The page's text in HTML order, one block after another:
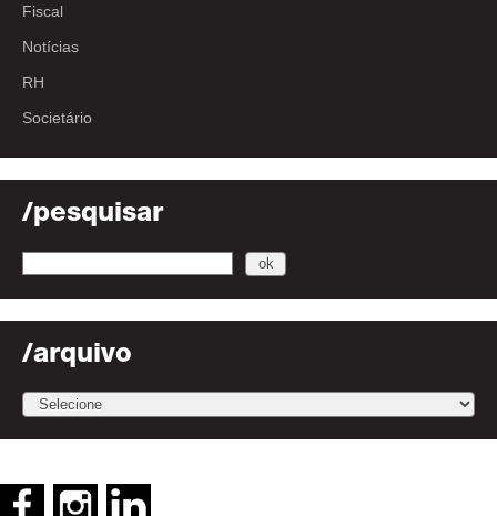
Fiscal
Notícias
RH
Societário
/pesquisar
/arquivo